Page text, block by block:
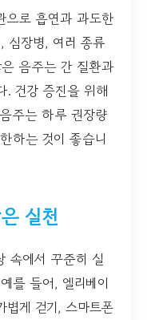
으로 흡연과 과도한
심장병, 여러 종류
음주는 간 질환과
. 건강 증진을 위해
주는 하루 권장량
하는 것이 좋습니
실천
속에서 꾸준히 실
를 들어, 엘리베이
게 걷기, 스마트폰